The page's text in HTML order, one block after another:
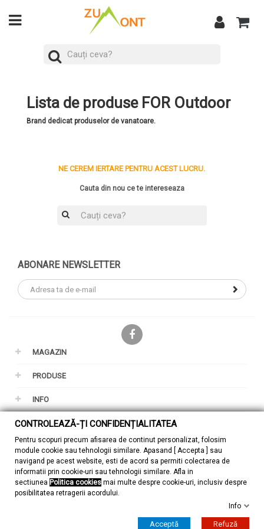
Lista de produse FOR Outdoor
Brand dedicat produselor de vanatoare.
NE CEREM IERTARE PENTRU ACEST LUCRU.
Cauta din nou ce te intereseaza
ABONARE NEWSLETTER
MAGAZIN
PRODUSE
INFO
CONTUL TAU
GDPR
© 2026 - ZuMont Shop SRL
CONTROLEAZĂ-ȚI CONFIDENȚIALITATEA
Pentru scopuri precum afisarea de continut personalizat, folosim
module cookie sau tehnologii similare. Apasand [ Accepta ] sau
navigand pe acest website, esti de acord sa permiti colectarea de
informatii prin cookie-uri sau tehnologii similare. Afla in
sectiunea Politica cookies mai multe despre cookie-uri, inclusiv despre
posibilitatea retragerii acordului.
Info
Acceptă Refuză